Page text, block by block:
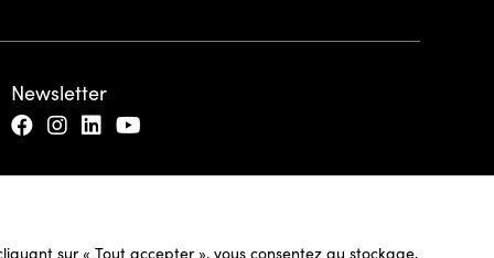
sur « Tout accepter », vous consentez au stockage,
Newsletter